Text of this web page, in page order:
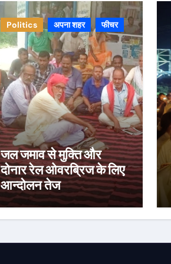
Politics अपना शहर फीचर
जल जमाव से मुक्ति और
दोनार रेल ओवरब्रिज के लिए
आन्दोलन तेज